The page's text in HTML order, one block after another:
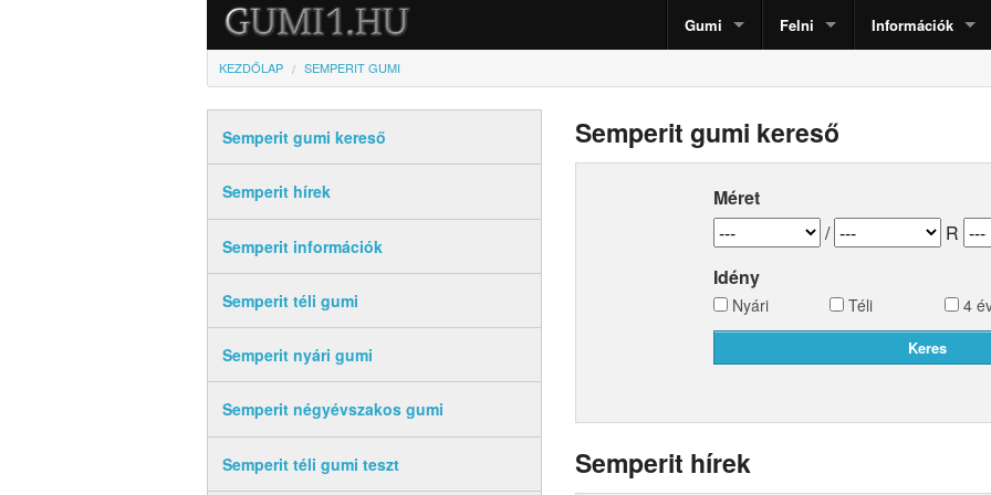
Gumi Felni Információk
KEZDŐLAP SEMPERIT GUMI
Semperit gumi kereső
Semperit hírek
Semperit információk
Semperit téli gumi
Semperit nyári gumi
Semperit négyévszakos gumi
Semperit téli gumi teszt
Semperit gumi kereső
Méret
/
R
Idény
Nyári Téli 4
Semperit hírek